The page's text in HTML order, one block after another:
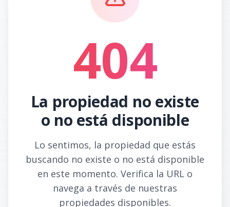
404
La propiedad no existe
o no está disponible
Lo sentimos, la propiedad que estás
buscando no existe o no está disponible
en este momento. Verifica la URL o
navega a través de nuestras
propiedades disponibles.